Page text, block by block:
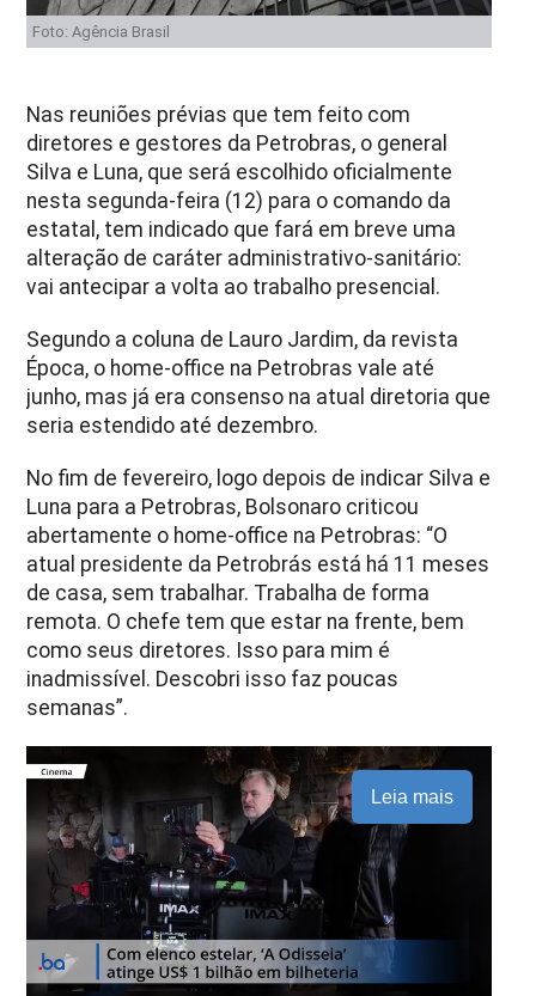
Foto: Agência Brasil
Nas reuniões prévias que tem feito com
diretores e gestores da Petrobras, o general
Silva e Luna, que será escolhido oficialmente
nesta segunda-feira (12) para o comando da
estatal, tem indicado que fará em breve uma
alteração de caráter administrativo-sanitário:
vai antecipar a volta ao trabalho presencial.
Segundo a coluna de Lauro Jardim, da revista
Época, o home-office na Petrobras vale até
junho, mas já era consenso na atual diretoria que
seria estendido até dezembro.
No fim de fevereiro, logo depois de indicar Silva e
Luna para a Petrobras, Bolsonaro criticou
abertamente o home-office na Petrobras: “O
atual presidente da Petrobrás está há 11 meses
de casa, sem trabalhar. Trabalha de forma
remota. O chefe tem que estar na frente, bem
como seus diretores. Isso para mim é
inadmissível. Descobri isso faz poucas
semanas”.
Leia mais